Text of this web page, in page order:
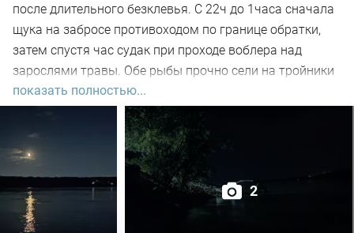
после длительного безклевья. С 22ч до 1часа сначала
щука на забросе противоходом по границе обратки,
затем спустя час судак при проходе воблера над
зарослями травы. Обе рыбы прочно сели на тройники
и при чистке оказались с пустыми желудками. Ждем
дальнейших поклёвок.
показать полностью...
2